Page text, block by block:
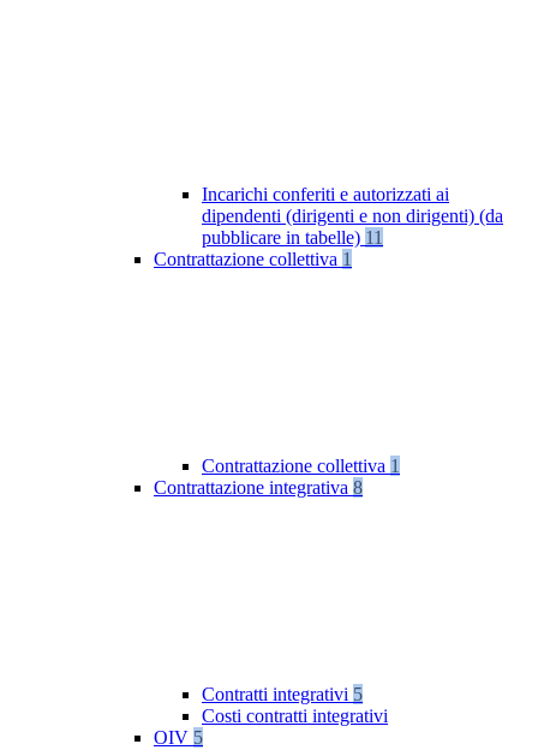
Incarichi conferiti e autorizzati ai
dipendenti (dirigenti e non dirigenti) (da
pubblicare in tabelle) 11
Contrattazione collettiva 1
Contrattazione collettiva 1
Contrattazione integrativa 8
Contratti integrativi 5
Costi contratti integrativi
OIV 5